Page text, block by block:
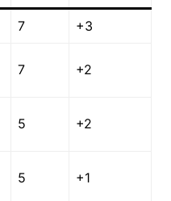
7 +3
7 +2
5 +2
5 +1